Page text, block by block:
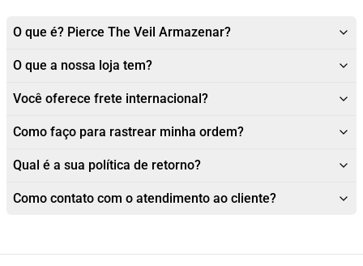
O que é? Pierce The Veil Armazenar?
O que a nossa loja tem?
Você oferece frete internacional?
Como faço para rastrear minha ordem?
Qual é a sua política de retorno?
Como contato com o atendimento ao cliente?